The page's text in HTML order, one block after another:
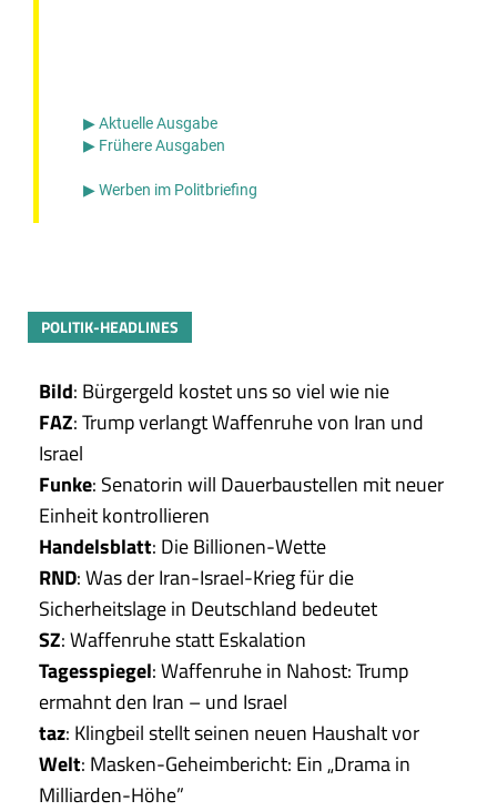
▶ Aktuelle Ausgabe
▶ Frühere Ausgaben
▶ Werben im Politbriefing
POLITIK-HEADLINES
Bild: Bürgergeld kostet uns so viel wie nie
FAZ: Trump verlangt Waffenruhe von Iran und
Israel
Funke: Senatorin will Dauerbaustellen mit neuer
Einheit kontrollieren
Handelsblatt: Die Billionen-Wette
RND: Was der Iran-Israel-Krieg für die
Sicherheitslage in Deutschland bedeutet
SZ: Waffenruhe statt Eskalation
Tagesspiegel: Waffenruhe in Nahost: Trump
ermahnt den Iran – und Israel
taz: Klingbeil stellt seinen neuen Haushalt vor
Welt: Masken-Geheimbericht: Ein „Drama in
Milliarden-Höhe”